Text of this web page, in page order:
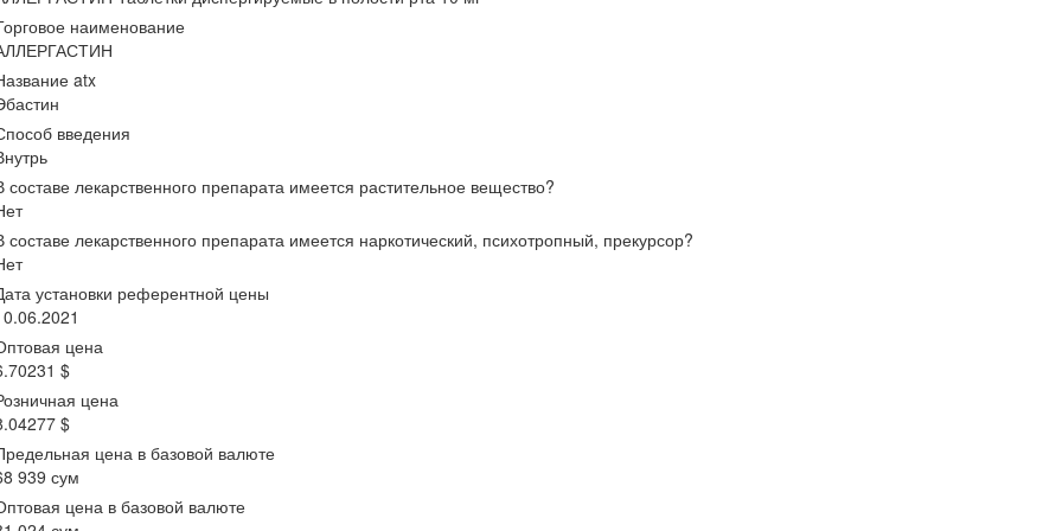
наименование
atx
введения
составе лекарственного препарата имеется растительное вещество?
составе лекарственного препарата имеется наркотический, психотропный, прекурсор?
установки референтной цены
цена
$
цена
$
цена в базовой валюте
939 сум
цена в базовой валюте